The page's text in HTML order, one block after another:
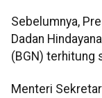
Sebelumnya,
Dadan
(BGN) terhitung
Menteri